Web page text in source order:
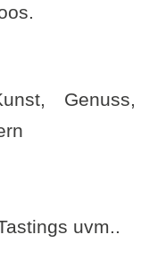
Genuss,
uvm..